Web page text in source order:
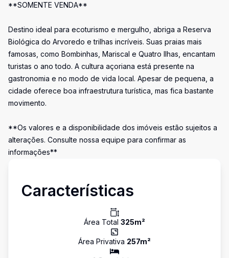
**SOMENTE VENDA**
Destino ideal para ecoturismo e mergulho, abriga a Reserva
Biológica do Arvoredo e trilhas incríveis. Suas praias mais
famosas, como Bombinhas, Mariscal e Quatro Ilhas, encantam
turistas o ano todo. A cultura açoriana está presente na
gastronomia e no modo de vida local. Apesar de pequena, a
cidade oferece boa infraestrutura turística, mas fica bastante
movimento.
**Os valores e a disponibilidade dos imóveis estão sujeitos a
alterações. Consulte nossa equipe para confirmar as
informações**
Características
Área Total 325m²
Área Privativa 257m²